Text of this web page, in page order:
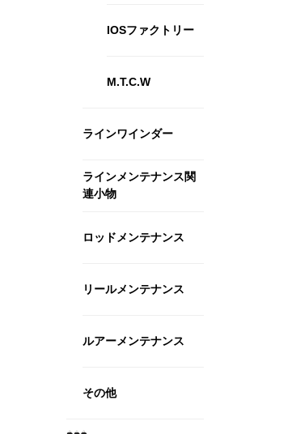
IOSファクトリー
M.T.C.W
ラインワインダー
ラインメンテナンス関
連小物
ロッドメンテナンス
リールメンテナンス
ルアーメンテナンス
その他